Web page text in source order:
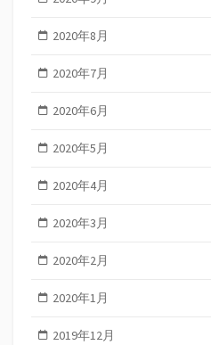
2020年8月
2020年7月
2020年6月
2020年5月
2020年4月
2020年3月
2020年2月
2020年1月
2019年12月